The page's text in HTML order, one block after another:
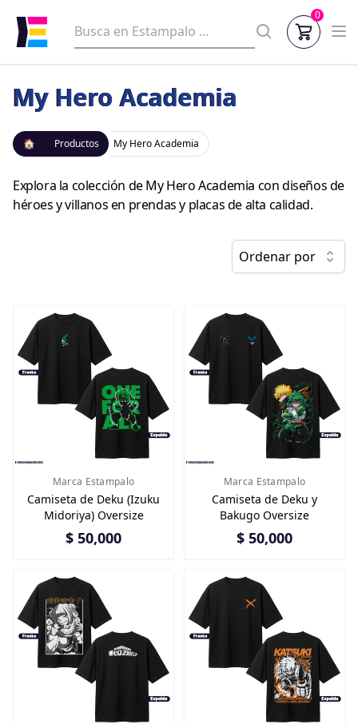
0
My Hero Academia
🏠 Productos My Hero Academia
Explora la colección de My Hero Academia con diseños de
héroes y villanos en prendas y placas de alta calidad.
Ordenar por
Marca Estampalo
Camiseta de Deku (Izuku
Midoriya) Oversize
$ 50,000
Marca Estampalo
Camiseta de Deku y
Bakugo Oversize
$ 50,000